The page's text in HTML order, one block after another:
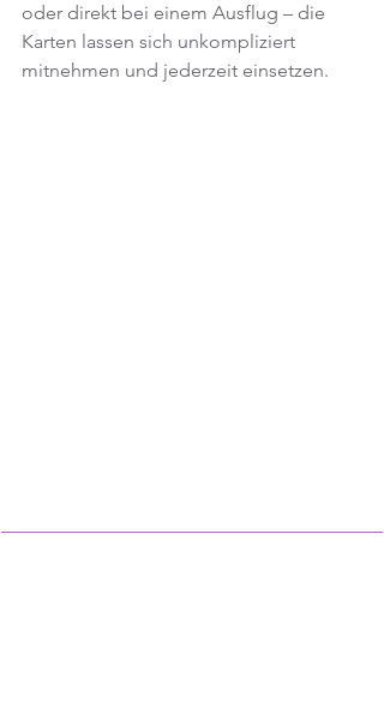
oder direkt bei einem Ausflug – die
Karten lassen sich unkompliziert
mitnehmen und jederzeit einsetzen.